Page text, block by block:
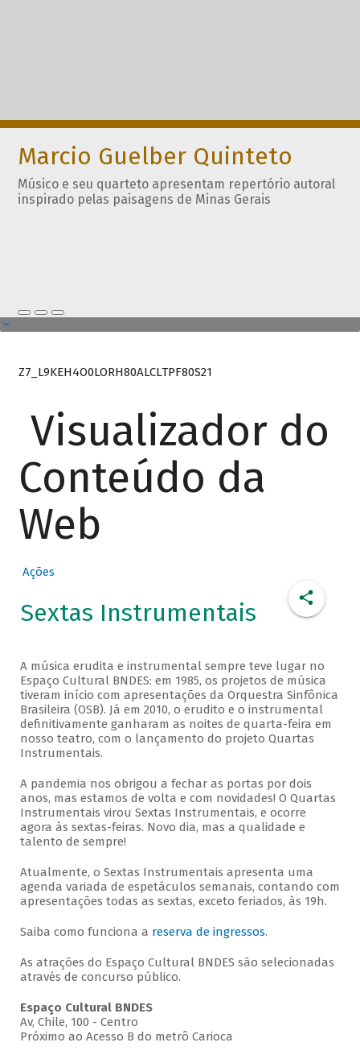
Marcio Guelber Quinteto
Músico e seu quarteto apresentam repertório autoral
inspirado pelas paisagens de Minas Gerais
Z7_L9KEH4O0LORH80ALCLTPF80S21
Visualizador do
Conteúdo da
Web
Ações
Sextas Instrumentais
A música erudita e instrumental sempre teve lugar no
Espaço Cultural BNDES: em 1985, os projetos de música
tiveram início com apresentações da Orquestra Sinfônica
Brasileira (OSB). Já em 2010, o erudito e o instrumental
definitivamente ganharam as noites de quarta-feira em
nosso teatro, com o lançamento do projeto Quartas
Instrumentais.
A pandemia nos obrigou a fechar as portas por dois
anos, mas estamos de volta e com novidades! O Quartas
Instrumentais virou Sextas Instrumentais, e ocorre
agora às sextas-feiras. Novo dia, mas a qualidade e
talento de sempre!
Atualmente, o Sextas Instrumentais apresenta uma
agenda variada de espetáculos semanais, contando com
apresentações todas as sextas, exceto feriados, às 19h.
Saiba como funciona a reserva de ingressos.
As atrações do Espaço Cultural BNDES são selecionadas
através de concurso público.
Espaço Cultural BNDES
Av, Chile, 100 - Centro
Próximo ao Acesso B do metrô Carioca